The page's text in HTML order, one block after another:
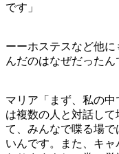
です」
ーーホステスなど他
んだのはなぜだったん
マリア「まず、私の
は複数の人と対話し
て、みんなで喋る場
いんです。また、キ